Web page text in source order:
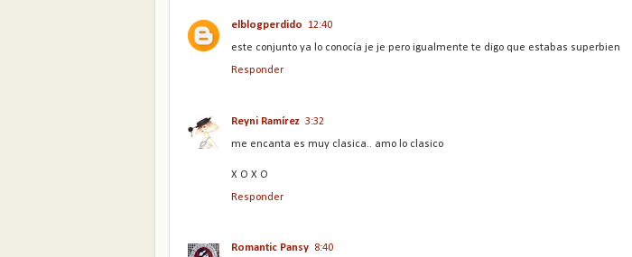
elblogperdido 12:40
este conjunto ya lo conocía je je pero igualmente te digo que estabas superbien
Responder
Reyni Ramírez 3:32
me encanta es muy clasica.. amo lo clasico
X O X O
Responder
Romantic Pansy 8:40